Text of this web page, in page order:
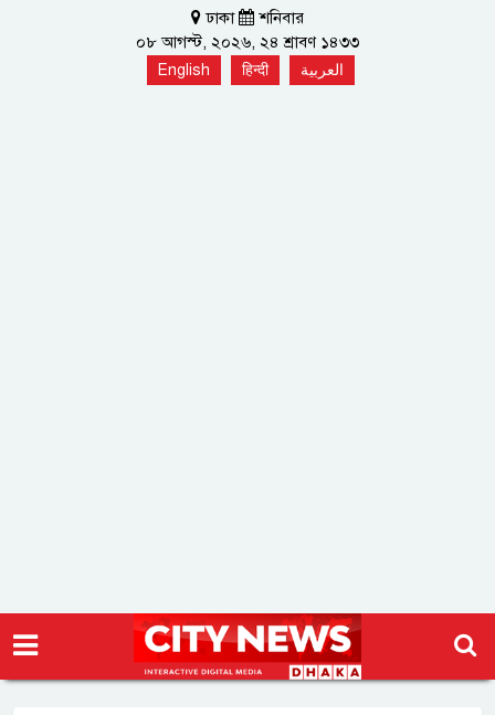
ঢাকা
শনিবার
০৮ আগস্ট, ২০২৬, ২৪ শ্রাবণ ১৪৩৩
English हिन्दी العربية